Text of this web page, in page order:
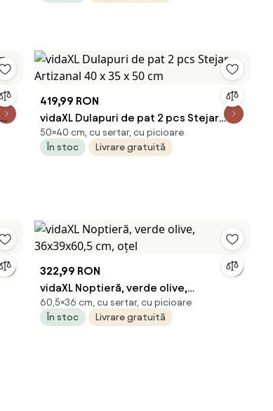
419,99 RON
vidaXL Dulapuri de pat 2 pcs Stejar
Artizanal 40 x 35 x 50 cm
50×40 cm, cu sertar, cu picioare
În stoc
Livrare gratuită
322,99 RON
vidaXL Noptieră, verde olive,
36x39x60,5 cm, oțel
60,5×36 cm, cu sertar, cu picioare
În stoc
Livrare gratuită